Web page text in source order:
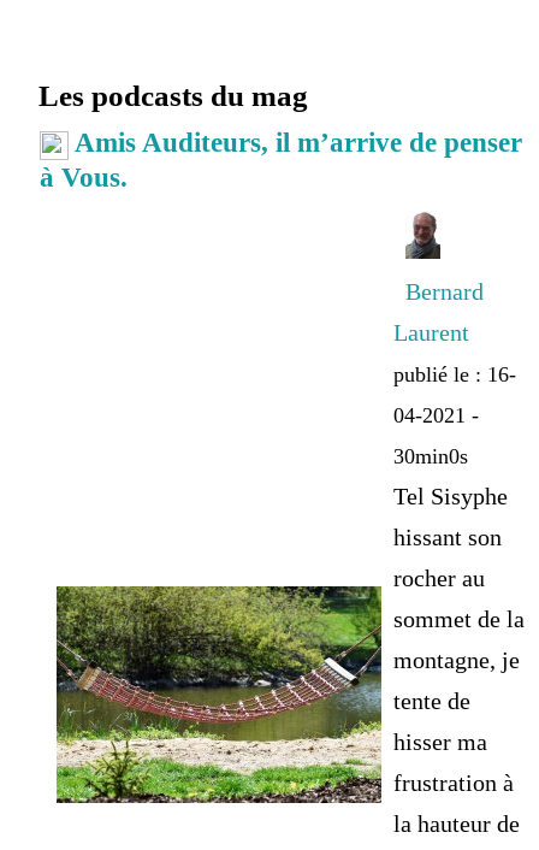
Les podcasts du mag
Amis Auditeurs, il m’arrive de penser
à Vous.
Bernard
Laurent
publié le : 16-
04-2021 -
30min0s
Tel Sisyphe
hissant son
rocher au
sommet de la
montagne, je
tente de
hisser ma
frustration à
la hauteur de